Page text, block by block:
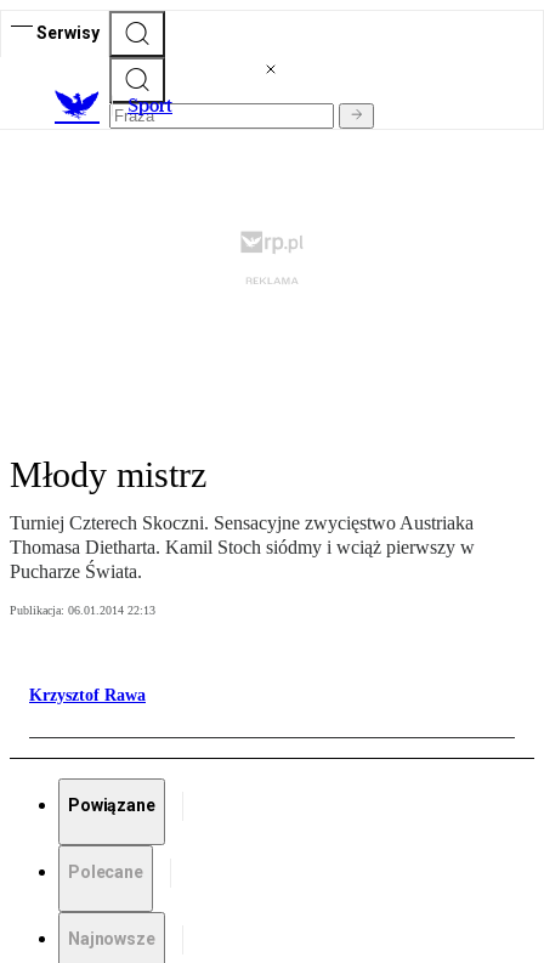
Serwisy
Sport
Młody mistrz
Turniej Czterech Skoczni. Sensacyjne zwycięstwo Austriaka
Thomasa Dietharta. Kamil Stoch siódmy i wciąż pierwszy w
Pucharze Świata.
Publikacja: 06.01.2014 22:13
Krzysztof Rawa
Powiązane
Polecane
Najnowsze